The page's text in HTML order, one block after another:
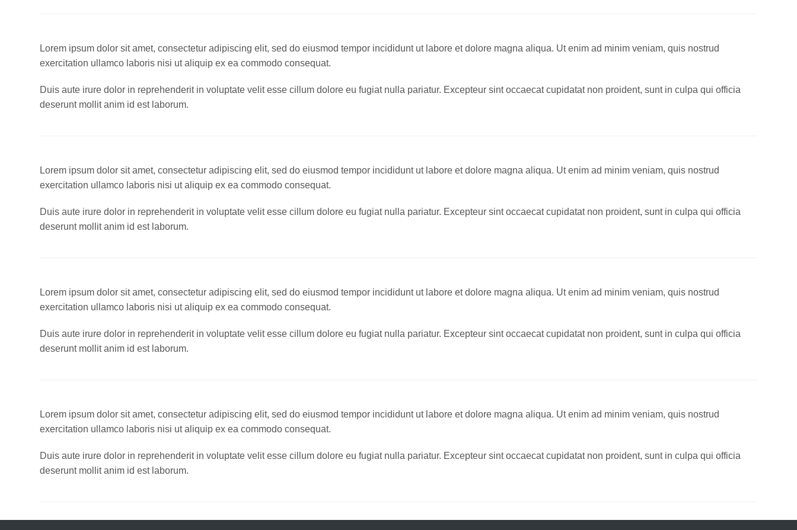
Lorem ipsum dolor sit amet, consectetur adipiscing elit, sed do eiusmod tempor incididunt ut labore et dolore magna aliqua. Ut enim ad minim veniam, quis nostrud
exercitation ullamco laboris nisi ut aliquip ex ea commodo consequat.
Duis aute irure dolor in reprehenderit in voluptate velit esse cillum dolore eu fugiat nulla pariatur. Excepteur sint occaecat cupidatat non proident, sunt in culpa qui officia
deserunt mollit anim id est laborum.
Lorem ipsum dolor sit amet, consectetur adipiscing elit, sed do eiusmod tempor incididunt ut labore et dolore magna aliqua. Ut enim ad minim veniam, quis nostrud
exercitation ullamco laboris nisi ut aliquip ex ea commodo consequat.
Duis aute irure dolor in reprehenderit in voluptate velit esse cillum dolore eu fugiat nulla pariatur. Excepteur sint occaecat cupidatat non proident, sunt in culpa qui officia
deserunt mollit anim id est laborum.
Lorem ipsum dolor sit amet, consectetur adipiscing elit, sed do eiusmod tempor incididunt ut labore et dolore magna aliqua. Ut enim ad minim veniam, quis nostrud
exercitation ullamco laboris nisi ut aliquip ex ea commodo consequat.
Duis aute irure dolor in reprehenderit in voluptate velit esse cillum dolore eu fugiat nulla pariatur. Excepteur sint occaecat cupidatat non proident, sunt in culpa qui officia
deserunt mollit anim id est laborum.
Lorem ipsum dolor sit amet, consectetur adipiscing elit, sed do eiusmod tempor incididunt ut labore et dolore magna aliqua. Ut enim ad minim veniam, quis nostrud
exercitation ullamco laboris nisi ut aliquip ex ea commodo consequat.
Duis aute irure dolor in reprehenderit in voluptate velit esse cillum dolore eu fugiat nulla pariatur. Excepteur sint occaecat cupidatat non proident, sunt in culpa qui officia
deserunt mollit anim id est laborum.